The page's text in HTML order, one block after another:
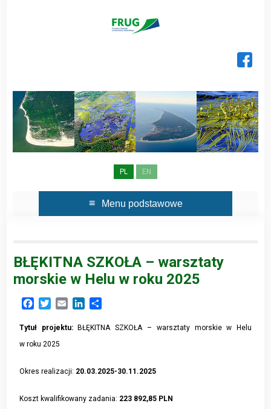
PL EN
Menu podstawowe
BŁĘKITNA SZKOŁA – warsztaty
morskie w Helu w roku 2025
Facebook
TwitterEmail LinkedIn
Tytuł projektu:BŁĘKITNA SZKOŁA – warsztaty morskie w Helu
w roku 2025
Okres realizacji: 20.03.2025-30.11.2025
Koszt kwalifikowany zadania: 223 892,85 PLN